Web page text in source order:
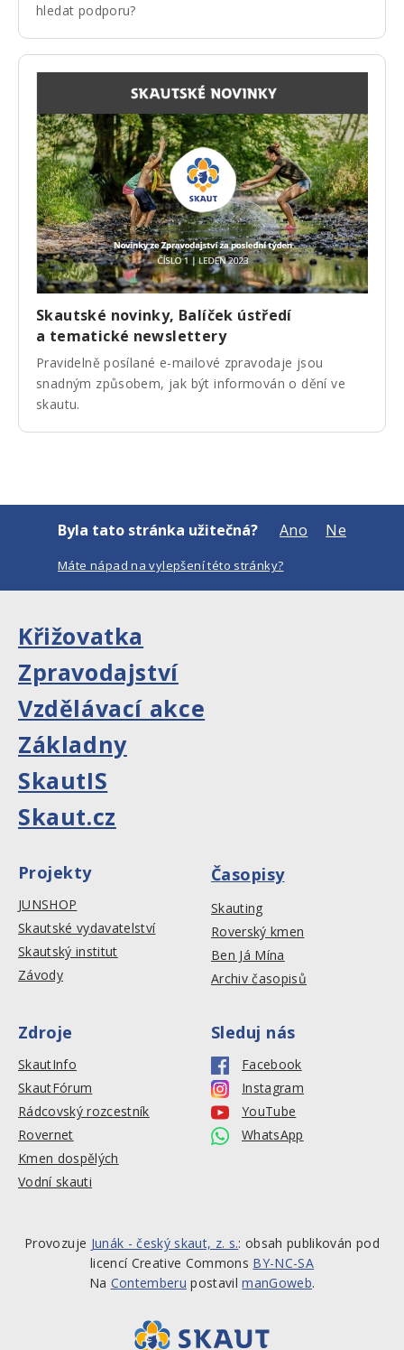
hledat podporu?
Skautské novinky, Balíček ústředí
a tematické newslettery
Pravidelně posílané e-mailové zpravodaje jsou
snadným způsobem, jak být informován o dění ve
skautu.
Byla tato stránka užitečná? Ano Ne
Máte nápad na vylepšení této stránky?
Křižovatka
Zpravodajství
Vzdělávací akce
Základny
SkautIS
Skaut.cz
Projekty
JUNSHOP
Skautské vydavatelství
Skautský institut
Závody
Časopisy
Skauting
Roverský kmen
Ben Já Mína
Archiv časopisů
Zdroje
SkautInfo
SkautFórum
Rádcovský rozcestník
Rovernet
Kmen dospělých
Vodní skauti
Sleduj nás
Facebook
Instagram
YouTube
WhatsApp
Provozuje Junák - český skaut, z. s.: obsah publikován pod
licencí Creative Commons BY-NC-SA
Na Contemberu postavilmanGoweb.